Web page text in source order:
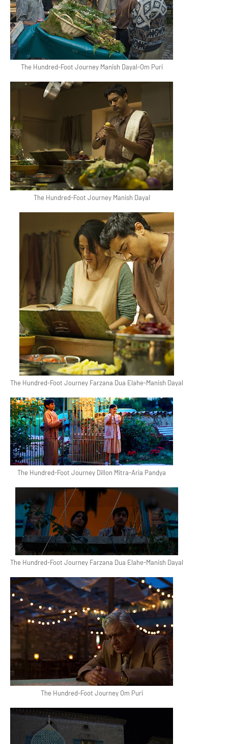
The Hundred-Foot Journey Manish Dayal-Om Puri
The Hundred-Foot Journey Manish Dayal
The Hundred-Foot Journey Farzana Dua Elahe-Manish Dayal
The Hundred-Foot Journey Dillon Mitra-Aria Pandya
The Hundred-Foot Journey Farzana Dua Elahe-Manish Dayal
The Hundred-Foot Journey Om Puri